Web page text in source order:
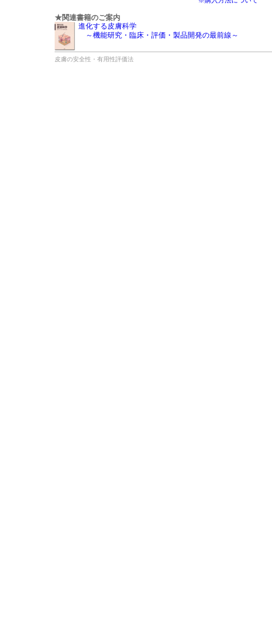
★関連書籍のご案内
進化する皮膚科学
～機能研究・臨床・評価・製品開発の最前線～
皮膚の安全性・有用性評価法